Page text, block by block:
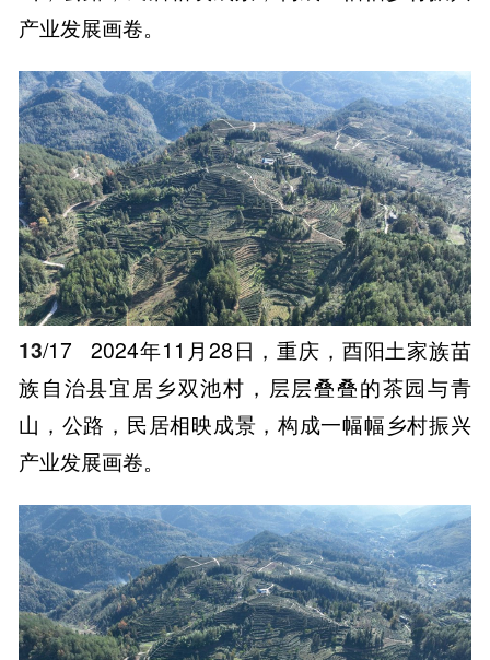
产业发展画卷。
13/17
2024年11月28日，重庆，酉阳土家族苗
族自治县宜居乡双池村，层层叠叠的茶园与青
山，公路，民居相映成景，构成一幅幅乡村振兴
产业发展画卷。